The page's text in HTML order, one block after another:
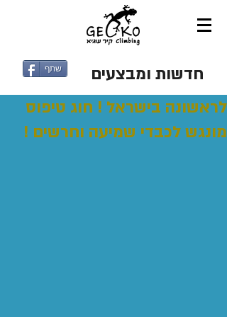
שתף
חדשות ומבצעים
לראשונה בישראל ! חוג טיפוס
מונגש לכבדי שמיעה וחרשים !